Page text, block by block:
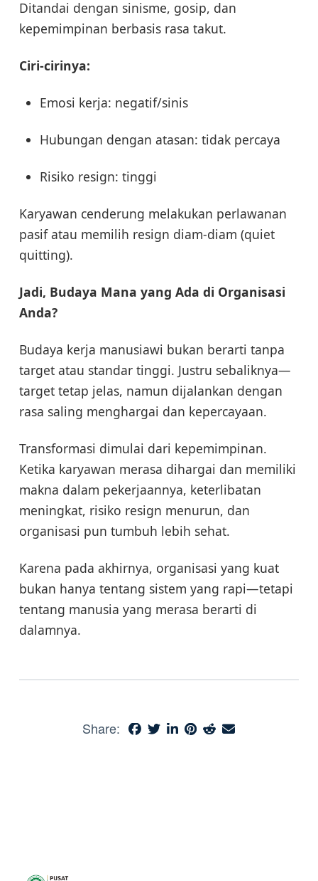
Ditandai dengan sinisme, gosip, dan
kepemimpinan berbasis rasa takut.
Ciri-cirinya:
Emosi kerja: negatif/sinis
Hubungan dengan atasan: tidak percaya
Risiko resign: tinggi
Karyawan cenderung melakukan perlawanan
pasif atau memilih resign diam-diam (quiet
quitting).
Jadi, Budaya Mana yang Ada di Organisasi
Anda?
Budaya kerja manusiawi bukan berarti tanpa
target atau standar tinggi. Justru sebaliknya—
target tetap jelas, namun dijalankan dengan
rasa saling menghargai dan kepercayaan.
Transformasi dimulai dari kepemimpinan.
Ketika karyawan merasa dihargai dan memiliki
makna dalam pekerjaannya, keterlibatan
meningkat, risiko resign menurun, dan
organisasi pun tumbuh lebih sehat.
Karena pada akhirnya, organisasi yang kuat
bukan hanya tentang sistem yang rapi—tetapi
tentang manusia yang merasa berarti di
dalamnya.
Share: